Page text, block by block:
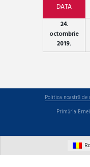
DATA
24.
octombrie
2019.
Politica noastră
Primăria